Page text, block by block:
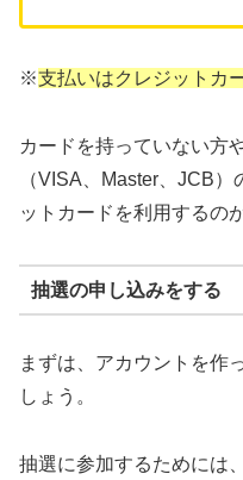
※支払いはクレジットカ
カードを持っていない方
（VISA、Master、JCB
ットカードを利用するの
抽選の申し込みをする
まずは、アカウントを作
しょう。
抽選に参加するためには